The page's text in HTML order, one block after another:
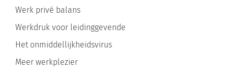
Werk privé balans
Werkdruk voor leidinggevende
Het onmiddellijkheidsvirus
Meer werkplezier